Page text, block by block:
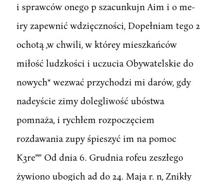
i sprawców onego p szacunkujn Aim i o me-
iry zapewnić wdzięczności, Dopełniam tego 2
ochotą ,w chwili, w którey mieszkańców
miłość ludzkości i uczucia Obywatelskie do
nowych* wezwać przychodzi mi darów, gdy
nadeyście zimy dolegliwość ubóstwa
pomnaża, i rychłem rozpoczęciem
rozdawania zupy śpieszyć im na pomoc
K3re""' Od dnia 6. Grudnia rofeu zeszłego
żywiono ubogich ad do 24. Maja r. n, Znikły